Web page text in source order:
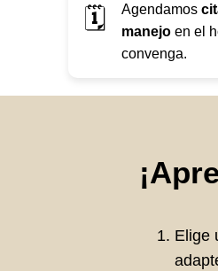
🗓️ Agendamos
manejo en el
convenga.
Elige